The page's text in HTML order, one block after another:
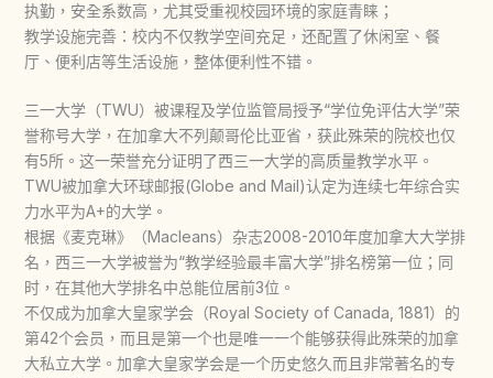
执勤，安全系数高，尤其受重视校园环境的家庭青睐；
教学设施完善：校内不仅教学空间充足，还配置了休闲室、餐
厅、便利店等生活设施，整体便利性不错。
三一大学（TWU）被课程及学位监管局授予“学位免评估大学”荣
誉称号大学，在加拿大不列颠哥伦比亚省，获此殊荣的院校也仅
有5所。这一荣誉充分证明了西三一大学的高质量教学水平。
TWU被加拿大环球邮报(Globe and Mail)认定为连续七年综合实
力水平为A+的大学。
根据《麦克琳》（Macleans）杂志2008-2010年度加拿大大学排
名，西三一大学被誉为“教学经验最丰富大学”排名榜第一位；同
时，在其他大学排名中总能位居前3位。
不仅成为加拿大皇家学会（Royal Society of Canada, 1881）的
第42个会员，而且是第一个也是唯一一个能够获得此殊荣的加拿
大私立大学。加拿大皇家学会是一个历史悠久而且非常著名的专